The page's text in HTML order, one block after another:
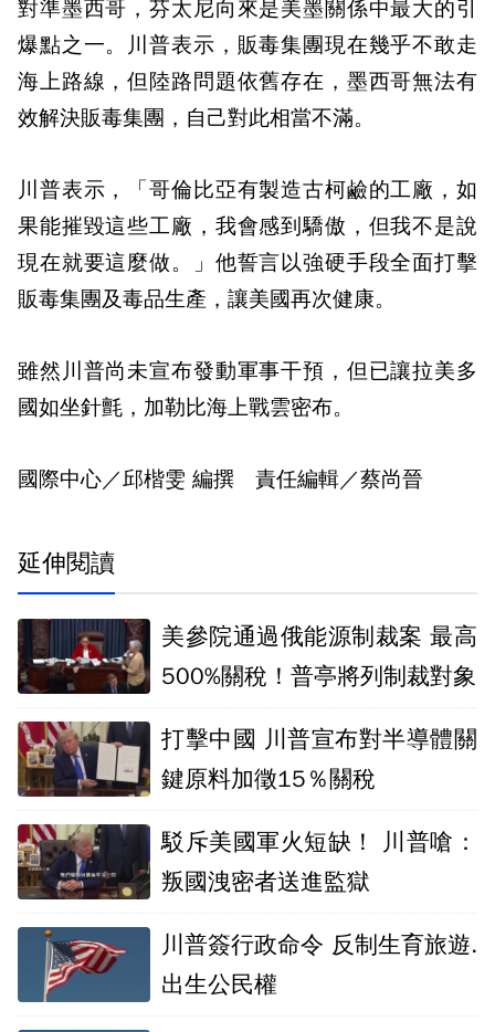
對準墨西哥，芬太尼向來是美墨關係中最大的引
爆點之一。川普表示，販毒集團現在幾乎不敢走
海上路線，但陸路問題依舊存在，墨西哥無法有
效解決販毒集團，自己對此相當不滿。
川普表示，「哥倫比亞有製造古柯鹼的工廠，如
果能摧毀這些工廠，我會感到驕傲，但我不是說
現在就要這麼做。」他誓言以強硬手段全面打擊
販毒集團及毒品生產，讓美國再次健康。
雖然川普尚未宣布發動軍事干預，但已讓拉美多
國如坐針氈，加勒比海上戰雲密布。
國際中心／邱楷雯 編撰 責任編輯／蔡尚晉
延伸閱讀
美參院通過俄能源制裁案 最高
500%關稅！普亭將列制裁對象
打擊中國 川普宣布對半導體關
鍵原料加徵15％關稅
駁斥美國軍火短缺！ 川普嗆：
叛國洩密者送進監獄
川普簽行政命令 反制生育旅遊.
出生公民權